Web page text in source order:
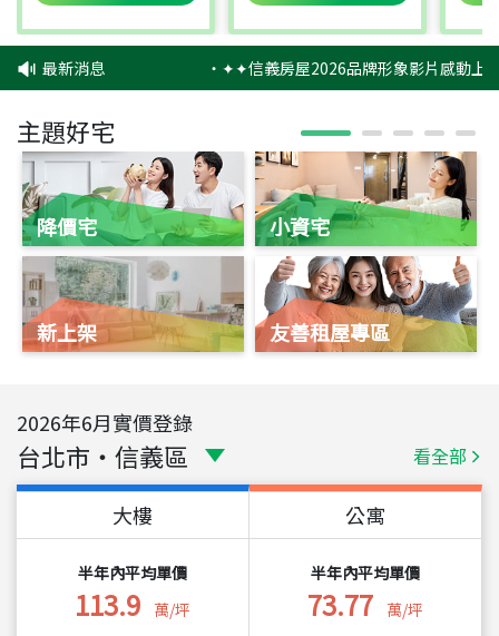
最新消息 ‧✦✦信義房屋2026品牌形象影片感動上
主題好宅
降價宅
新上架
小資宅
友善租屋專區
2026年6月實價登錄
台北市 ・ 信義區 看全部
大樓
半年內平均單價
113.9 萬/坪
公寓
半年內平均單價
73.77 萬/坪